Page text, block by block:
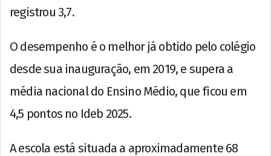
registrou 3,7.
O desempenho é o melhor já obtido pelo colégio
desde sua inauguração, em 2019, e supera a
média nacional do Ensino Médio, que ficou em
4,5 pontos no Ideb 2025.
A escola está situada a aproximadamente 68